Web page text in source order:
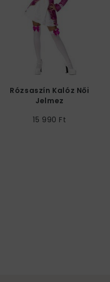
Rózsaszín Kalóz Női
Jelmez
15 990 Ft